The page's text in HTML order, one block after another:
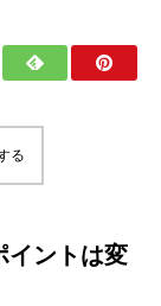
る
イントは変